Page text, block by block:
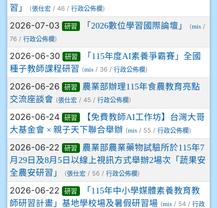
習」
(張仕宏 / 46 / 行政公佈欄 )
2026-07-03 研習 「2026數位學習國際論壇」 (mis/
76 / 行政公佈欄 )
2026-06-30 研習
「115年度AI素養爭霸賽」全國
種子教師課程研習 (mis / 36 / 行政公佈欄 )
2026-06-26 研習
農業部辦理115年食農教育亮點
交流座談會 (張仕宏 / 45 / 行政公佈欄 )
2026-06-24 研習
【免費教師AI工作坊】台灣大哥
大基金會 × 親子天下聯合舉辦 (mis / 55 / 行政公佈欄 )
2026-06-22 研習
農業部農業藥物試驗所於115年7
月29日及8月5日以線上視訊方式舉辦2場次「蔬果安
全農安研習」
(張仕宏 / 56 / 行政公佈欄 )
2026-06-22 研習
「115年中小學媒體素養教育教
師研習計畫」基地學校場及暑假研習場 (mis / 54 / 行政